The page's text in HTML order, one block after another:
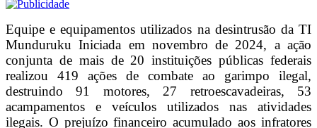
Equipe e equipamentos utilizados na desintrusão da TI
Munduruku Iniciada em novembro de 2024, a ação
conjunta de mais de 20 instituições públicas federais
realizou 419 ações de combate ao garimpo ilegal,
destruindo 91 motores, 27 retroescavadeiras, 53
acampamentos e veículos utilizados nas atividades
ilegais. O prejuízo financeiro acumulado aos infratores